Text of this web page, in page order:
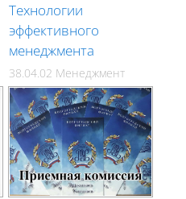
Технологии
эффективного
менеджмента
38.04.02 Менеджмент